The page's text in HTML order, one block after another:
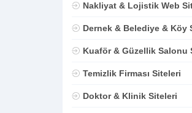
Nakliyat & Lojistik Web
Dernek & Belediye & Köy
Kuaför & Güzellik Salonu
Temizlik Firması Siteleri
Doktor & Klinik Siteleri